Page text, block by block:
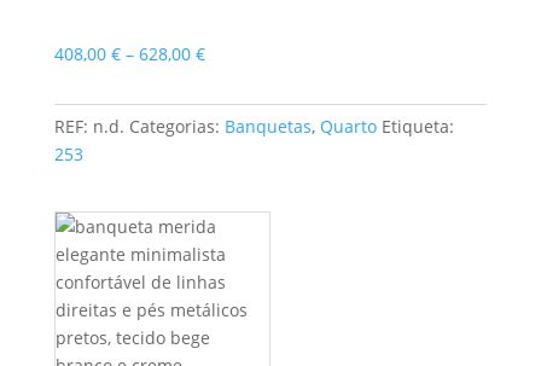
408,00 € – 628,00 €Price
408,00 €
through
REF: n.d. Categorias: Banquetas, Quarto Etiqueta:
253